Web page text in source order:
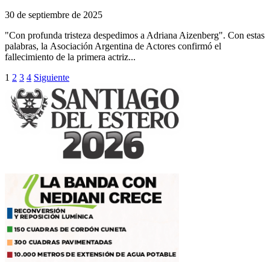
30 de septiembre de 2025
"Con profunda tristeza despedimos a Adriana Aizenberg". Con estas
palabras, la Asociación Argentina de Actores confirmó el
fallecimiento de la primera actriz...
Paginación
de
entradas
1 2 3 4 Siguiente